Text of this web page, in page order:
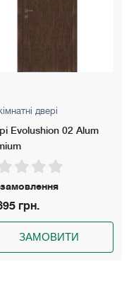
двері
Evolushion 02 Alum
грн.
ЗАМОВИТИ